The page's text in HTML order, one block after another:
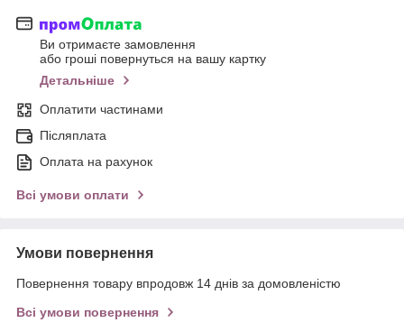
Ви отримаєте замовлення
або гроші повернуться на вашу картку
Детальніше
Оплатити частинами
Післяплата
Оплата на рахунок
Всі умови оплати
Умови повернення
Повернення товару впродовж 14 днів за домовленістю
Всі умови повернення